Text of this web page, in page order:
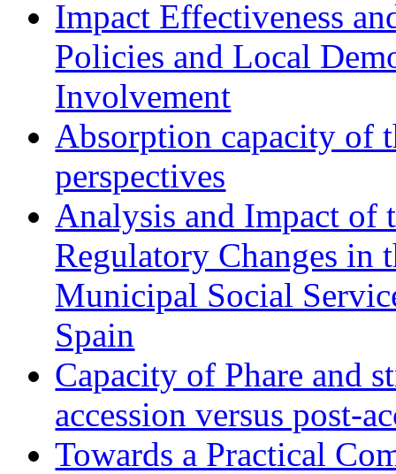
Impact Effectiveness
Policies and Local
Involvement
Absorption capacity of
perspectives
Analysis and Impact of
Regulatory Changes in
Municipal Social
Spain
Capacity of Phare and
accession versus post-
Towards a Practical